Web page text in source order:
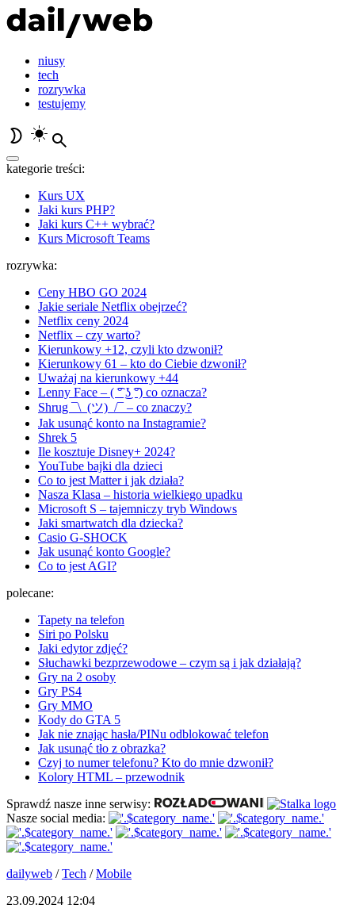
niusy
tech
rozrywka
testujemy
kategorie treści:
Kurs UX
Jaki kurs PHP?
Jaki kurs C++ wybrać?
Kurs Microsoft Teams
rozrywka:
Ceny HBO GO 2024
Jakie seriale Netflix obejrzeć?
Netflix ceny 2024
Netflix – czy warto?
Kierunkowy +12, czyli kto dzwonił?
Kierunkowy 61 – kto do Ciebie dzwonił?
Uważaj na kierunkowy +44
Lenny Face – ( ͡° ͜ʖ ͡°) co oznacza?
Shrug ¯\_(ツ)_/¯ – co znaczy?
Jak usunąć konto na Instagramie?
Shrek 5
Ile kosztuje Disney+ 2024?
YouTube bajki dla dzieci
Co to jest Matter i jak działa?
Nasza Klasa – historia wielkiego upadku
Microsoft S – tajemniczy tryb Windows
Jaki smartwatch dla dziecka?
Casio G-SHOCK
Jak usunąć konto Google?
Co to jest AGI?
polecane:
Tapety na telefon
Siri po Polsku
Jaki edytor zdjęć?
Słuchawki bezprzewodowe – czym są i jak działają?
Gry na 2 osoby
Gry PS4
Gry MMO
Kody do GTA 5
Jak nie znając hasła/PINu odblokować telefon
Jak usunąć tło z obrazka?
Czyj to numer telefonu? Kto do mnie dzwonił?
Kolory HTML – przewodnik
Sprawdź nasze inne serwisy:
Nasze social media:
dailyweb /Tech /Mobile
23.09.2024 12:04